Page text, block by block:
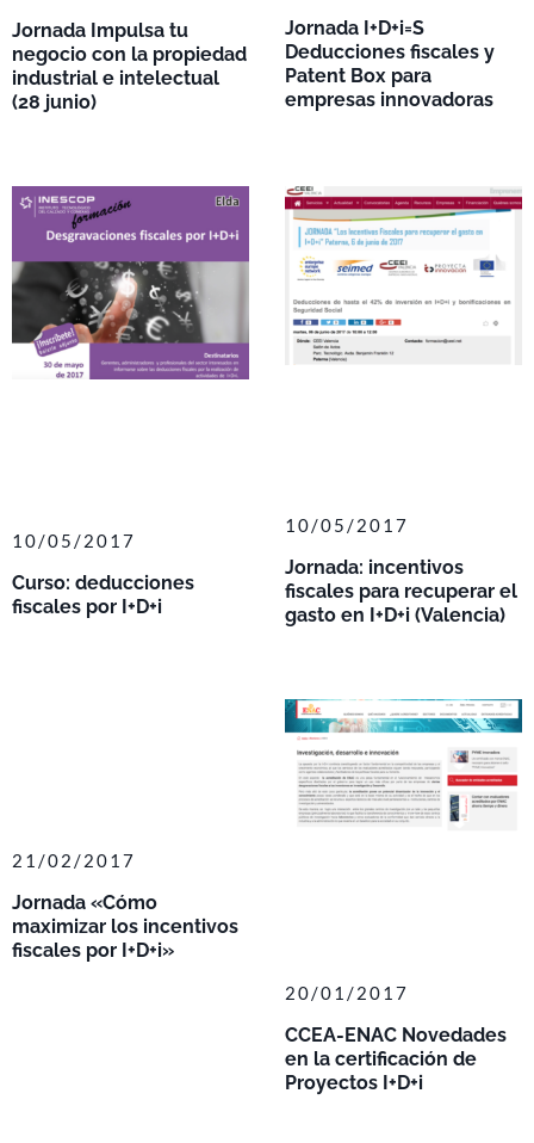
Jornada Impulsa tu
negocio con la propiedad
industrial e intelectual
(28 junio)
Jornada I+D+i=S
Deducciones fiscales y
Patent Box para
empresas innovadoras
Curso: deducciones
fiscales por I+D+i
10/05/2017
Jornada: incentivos
fiscales para recuperar el
gasto en I+D+i (Valencia)
10/05/2017
Jornada «Cómo
maximizar los incentivos
fiscales por I+D+i»
21/02/2017
CCEA-ENAC Novedades
en la certificación de
Proyectos I+D+i
20/01/2017